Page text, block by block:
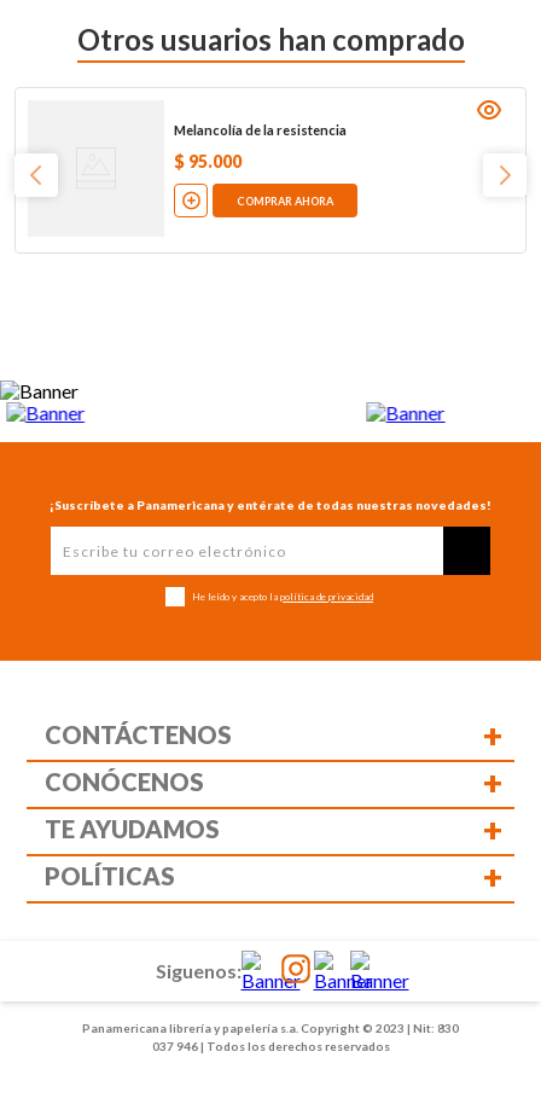
Otros usuarios han comprado
Melancolía de la resistencia
$ 95.000
COMPRAR AHORA
¡Suscríbete a Panamericana y entérate de todas nuestras novedades!
He leído y acepto la política de privacidad
CONTÁCTENOS +
CONÓCENOS +
TE AYUDAMOS +
POLÍTICAS +
Panamericana librería y papelería s.a. Copyright © 2023 | Nit: 830
037 946 | Todos los derechos reservados
Siguenos: